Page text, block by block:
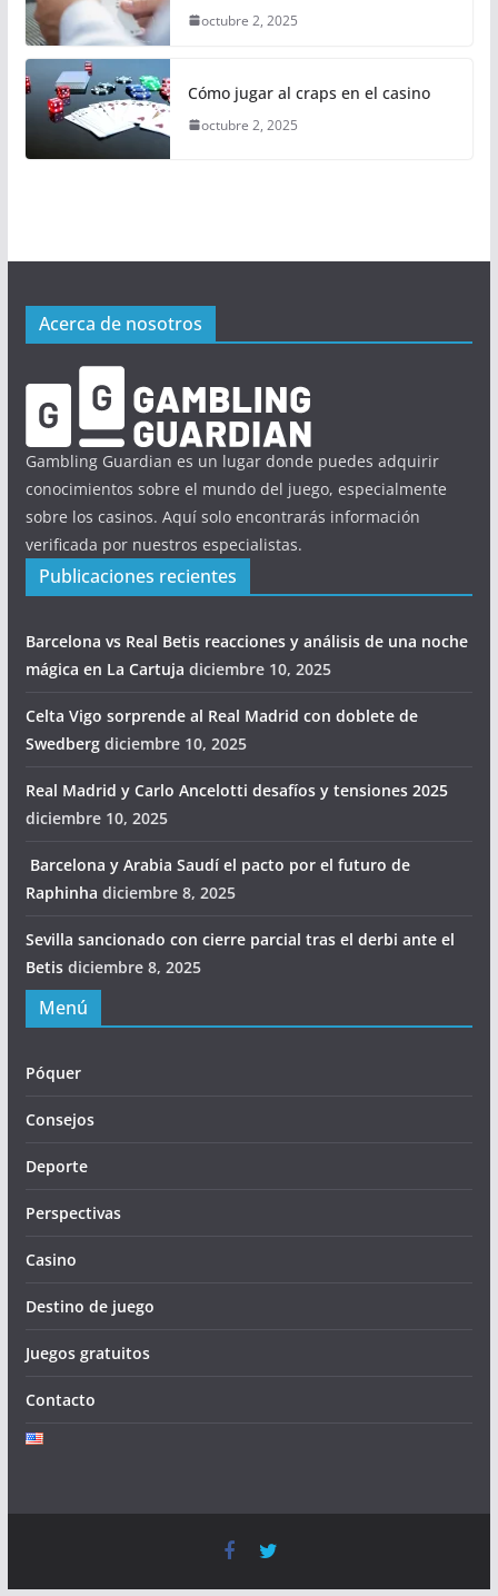
octubre 2, 2025
Cómo jugar al craps en el casino
octubre 2, 2025
Acerca de nosotros
Gambling Guardian es un lugar donde puedes adquirir
conocimientos sobre el mundo del juego, especialmente
sobre los casinos. Aquí solo encontrarás información
verificada por nuestros especialistas.
Publicaciones recientes
Barcelona vs Real Betis reacciones y análisis de una noche
mágica en La Cartuja diciembre 10, 2025
Celta Vigo sorprende al Real Madrid con doblete de
Swedberg diciembre 10, 2025
Real Madrid y Carlo Ancelotti desafíos y tensiones 2025
diciembre 10, 2025
Barcelona y Arabia Saudí el pacto por el futuro de
Raphinha diciembre 8, 2025
Sevilla sancionado con cierre parcial tras el derbi ante el
Betis diciembre 8, 2025
Menú
Póquer
Consejos
Deporte
Perspectivas
Casino
Destino de juego
Juegos gratuitos
Contacto